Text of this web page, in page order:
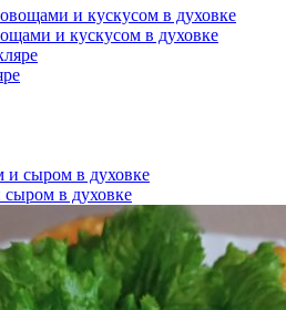
и кускусом в духовке
в духовке